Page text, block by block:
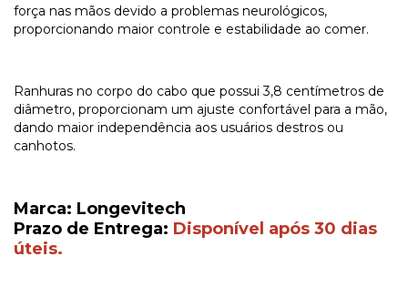
força nas mãos devido a problemas neurológicos,
proporcionando maior controle e estabilidade ao comer.
Ranhuras no corpo do cabo que possui 3,8 centímetros de
diâmetro, proporcionam um ajuste confortável para a mão,
dando maior independência aos usuários destros ou
canhotos.
Marca: Longevitech
Prazo de Entrega: Disponível após 30 dias
úteis.